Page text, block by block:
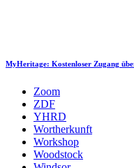
MyHeritage: Kostenloser Zugang
Zoom
ZDF
YHRD
Wortherkunft
Workshop
Woodstock